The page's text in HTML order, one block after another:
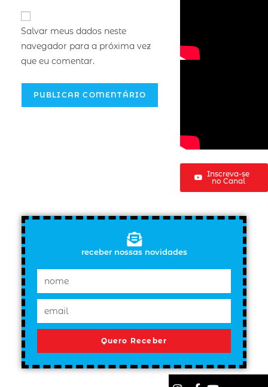
Salvar meus dados neste
navegador para a próxima vez
que eu comentar.
Inscreva-se
no Canal
receber nossas novidades
Quero Receber